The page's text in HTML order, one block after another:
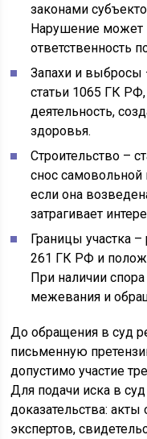
законами
Нарушение может
ответственность
Запахи и выбросы
статьи 1065 ГК
деятельность,
здоровья.
Строительство –
снос
если она
затрагивает
Границы участка
261 ГК РФ и
При наличии
межевания и
До обращения в суд
письменную
допустимо участие
Для подачи иска в
доказательства:
экспертов,